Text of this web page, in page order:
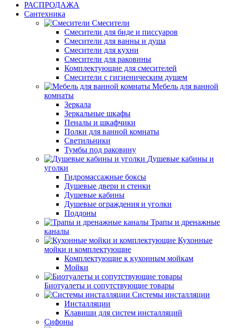
РАСПРОДАЖА
Сантехника
Смесители
Смесители для биде и писсуаров
Смесители для ванны и душа
Смесители для кухни
Смесители для раковины
Комплектующие для смесителей
Смесители с гигиеническим душем
Мебель для ванной
комнаты
Зеркала
Зеркальные шкафы
Пеналы и шкафчики
Полки для ванной комнаты
Светильники
Тумбы под раковину
Душевые кабины и
уголки
Гидромассажные боксы
Душевые двери и стенки
Душевые кабины
Душевые ограждения и уголки
Поддоны
Трапы и дренажные
каналы
Кухонные
мойки и комплектующие
Комплектующие к кухонным мойкам
Мойки
Биотуалеты и сопутствующие товары
Системы инсталляции
Инсталляции
Клавиши для систем инсталляций
Сифоны